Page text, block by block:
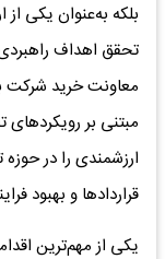
بلکه به‌عنوان یکی
تحقق اهداف
معاونت خرید شرکت
مبتنی بر
ارزشمندی را در
قراردادها و بهبود
یکی از مهم‌ترین